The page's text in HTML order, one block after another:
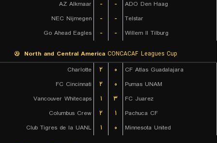
AZ Alkmaar - -
ADO Den Haag
NEC Nijmegen
- -
Telstar
Go Ahead Eagles
- - Willem II Tilburg
North and Central America CONCACAF Leagues Cup
Charlotte
۲ ۰
CF Atlas Guadalajara
FC Cincinnati
۲ ۰
Pumas UNAM
Vancouver Whitecaps
۱ ۳
FC Juarez
Columbus Crew
۲ ۱
Pachuca CF
Club Tigres de la UANL
۱ ۰ Minnesota United